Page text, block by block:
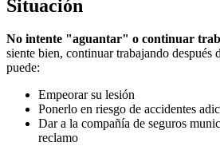
Situación
No intente "aguantar" o continuar
siente bien, continuar trabajando después
puede:
Empeorar su lesión
Ponerlo en riesgo de accidentes
Dar a la compañía de seguros
reclamo